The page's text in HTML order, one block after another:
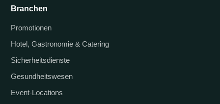
Branchen
Promotionen
Hotel, Gastronomie & Catering
Sicherheitsdienste
Gesundheitswesen
Event-Locations